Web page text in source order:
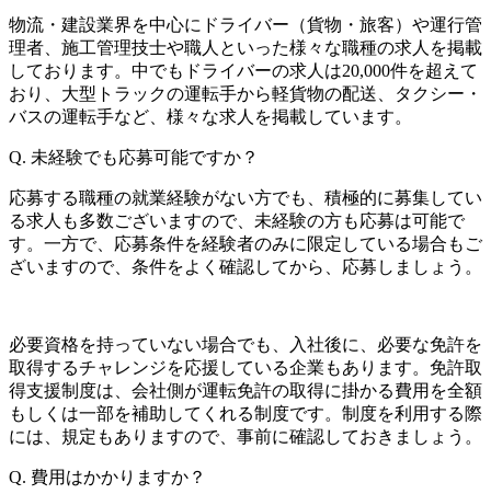
物流・建設業界を中心にドライバー（貨物・旅客）や運行管
理者、施工管理技士や職人といった様々な職種の求人を掲載
しております。中でもドライバーの求人は20,000件を超えて
おり、大型トラックの運転手から軽貨物の配送、タクシー・
バスの運転手など、様々な求人を掲載しています。
Q. 未経験でも応募可能ですか？
応募する職種の就業経験がない方でも、積極的に募集してい
る求人も多数ございますので、未経験の方も応募は可能で
す。一方で、応募条件を経験者のみに限定している場合もご
ざいますので、条件をよく確認してから、応募しましょう。
必要資格を持っていない場合でも、入社後に、必要な免許を
取得するチャレンジを応援している企業もあります。免許取
得支援制度は、会社側が運転免許の取得に掛かる費用を全額
もしくは一部を補助してくれる制度です。制度を利用する際
には、規定もありますので、事前に確認しておきましょう。
Q. 費用はかかりますか？